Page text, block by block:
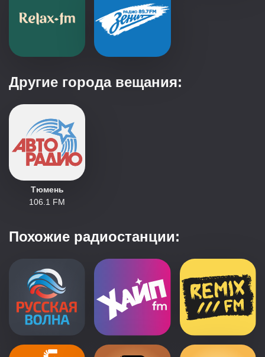
Другие города вещания:
Тюмень
106.1 FM
Похожие радиостанции: